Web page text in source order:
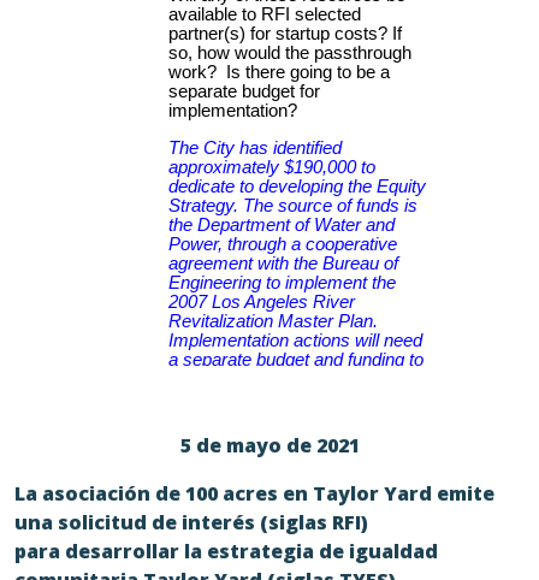
5 de mayo de 2021
La asociación de 100 acres en Taylor Yard emite
una solicitud de interés (siglas RFI)
para desarrollar la estrategia de igualdad